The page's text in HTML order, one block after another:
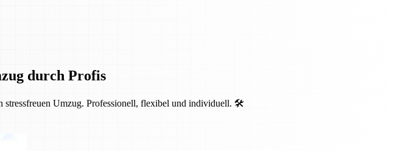
durch Profis
stressfreuen Umzug. Professionell, flexibel und individuell. 🛠️